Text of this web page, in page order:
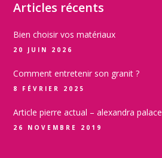
Articles récents
Bien choisir vos matériaux
20 JUIN 2026
Comment entretenir son granit ?
8 FÉVRIER 2025
Article pierre actual – alexandra palace
26 NOVEMBRE 2019